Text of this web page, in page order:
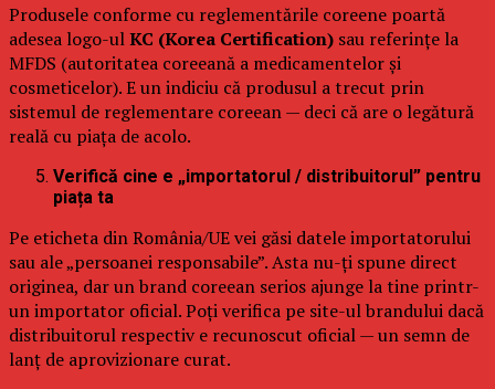
Produsele conforme cu reglementările coreene poartă
adesea logo-ulKC (Korea Certification) sau referințe la
MFDS (autoritatea coreeană a medicamentelor și
cosmeticelor). E un indiciu că produsul a trecut prin
sistemul de reglementare coreean — deci că are o legătură
reală cu piața de acolo.
Verifică cine e „importatorul / distribuitorul” pentru
piața ta
Pe eticheta din România/UE vei găsi datele importatorului
sau ale „persoanei responsabile”. Asta nu-ți spune direct
originea, dar un brand coreean serios ajunge la tine printr-
un importator oficial. Poți verifica pe site-ul brandului dacă
distribuitorul respectiv e recunoscut oficial — un semn de
lanț de aprovizionare curat.